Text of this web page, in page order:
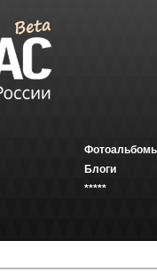
Блоги
*****